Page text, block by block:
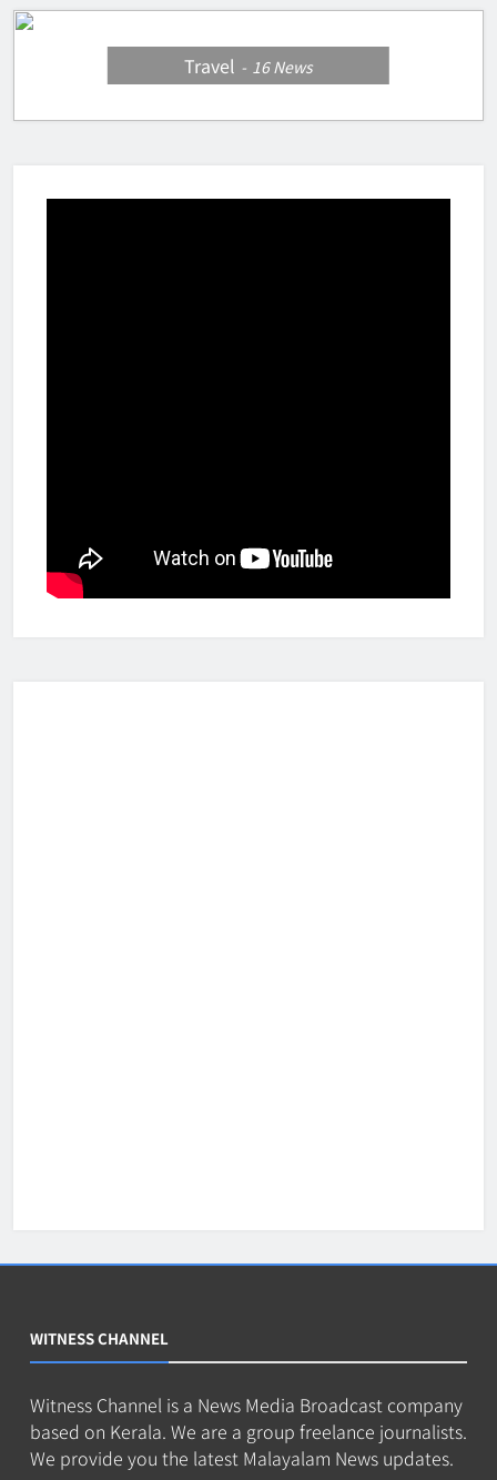
Travel 16News
WITNESS CHANNEL
Witness Channel is a News Media Broadcast company
based on Kerala. We are a group freelance journalists.
We provide you the latest Malayalam News updates.